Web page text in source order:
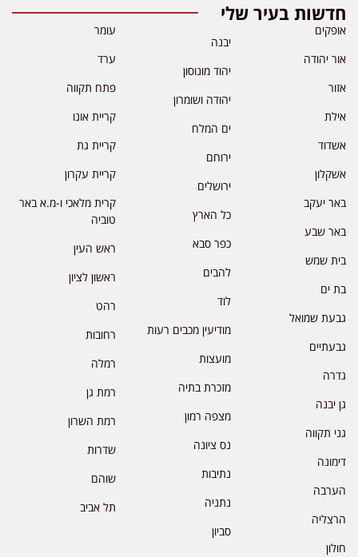
חדשות בעיר שלי
אופקים
אור יהודה
אזור
אילת
אשדוד
אשקלון
באר יעקב
באר שבע
בית שמש
בת ים
גבעת שמואל
גבעתיים
גדרה
גן יבנה
גני תקווה
דימונה
הערבה
הרצליה
חולון
יבנה
יהוד מונוסון
יהודה ושומרון
ים המלח
ירוחם
ירושלים
כל הארץ
כפר סבא
להבים
לוד
מודיעין מכבים רעות
מועצות
מזכרת בתיה
מצפה רמון
נס ציונה
נתיבות
נתניה
סביון
עומר
ערד
פתח תקווה
קריית אונו
קריית גת
קריית עקרון
קרית מלאכי ו-מ.א באר
טוביה
ראש העין
ראשון לציון
רהט
רחובות
רמלה
רמת גן
רמת השרון
שדרות
שוהם
תל אביב